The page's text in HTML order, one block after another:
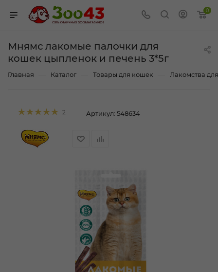
0
Мнямс лакомые палочки для
кошек цыпленок и печень 3*5г
Главная Каталог Товары для кошек Лакомства
2 Артикул: 548634